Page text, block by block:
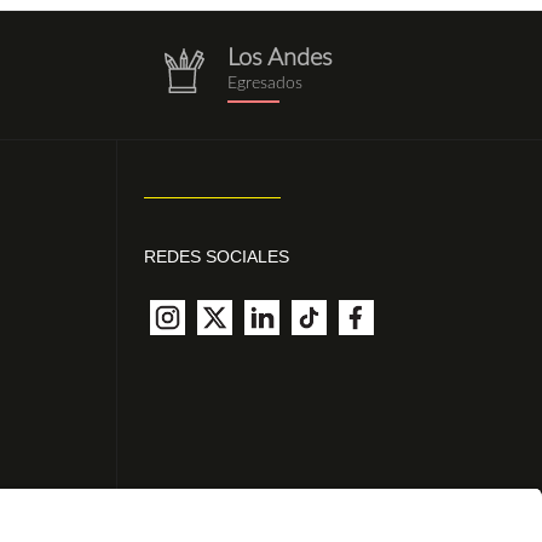
repositorio.png
Los Andes
Egresados
REDES SOCIALES